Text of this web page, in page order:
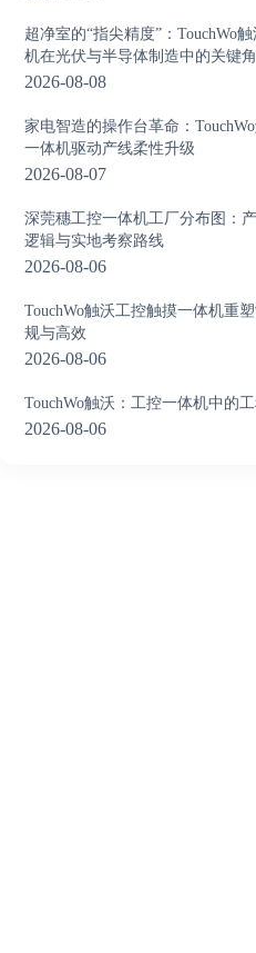
超净室的“指尖精度”：TouchWo
机在光伏与半导体制造中的关键
2026-08-08
家电智造的操作台革命：
一体机驱动产线柔性升级
2026-08-07
深莞穗工控一体机工厂分布图：
逻辑与实地考察路线
2026-08-06
TouchWo触沃工控触摸一体机重
规与高效
2026-08-06
TouchWo触沃：工控一体机中的
2026-08-06